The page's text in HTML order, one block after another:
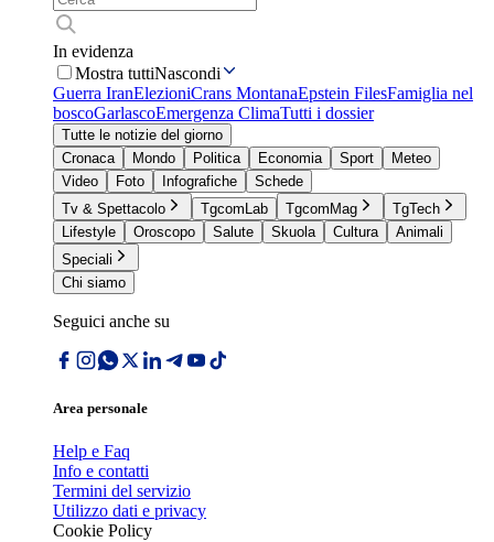
In evidenza
Mostra tuttiNascondi
Guerra IranElezioniCrans MontanaEpstein FilesFamiglia nel
boscoGarlascoEmergenza ClimaTutti i dossier
Tutte le notizie del giorno
Cronaca
Mondo Politica Economia Sport
Meteo
Video
Foto Infografiche
Schede
Tv & Spettacolo
TgcomLab TgcomMag
TgTech
Lifestyle
Oroscopo Salute Skuola Cultura
Animali
Speciali
Chi siamo
Seguici anche su
Area personale
Help e Faq
Info e contatti
Termini del servizio
Utilizzo dati e privacy
Cookie Policy